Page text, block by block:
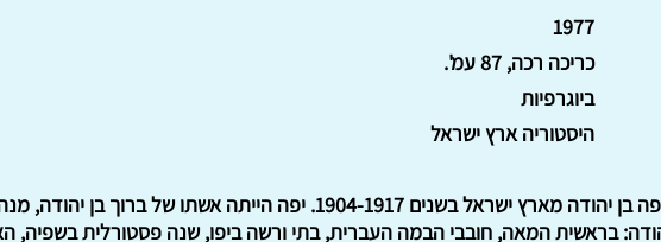
1977
כריכה רכה, 87 עמ'.
ביוגרפיות
היסטוריה ארץ ישראל
זכרונותיה של יפה בן יהודה מארץ ישראל בשנים 1904-1917. יפה הייתה
בראשית המאה, חובבי הבמה העברית, בתי ורשה ביפו, שנה פסטורלית בשפיה,